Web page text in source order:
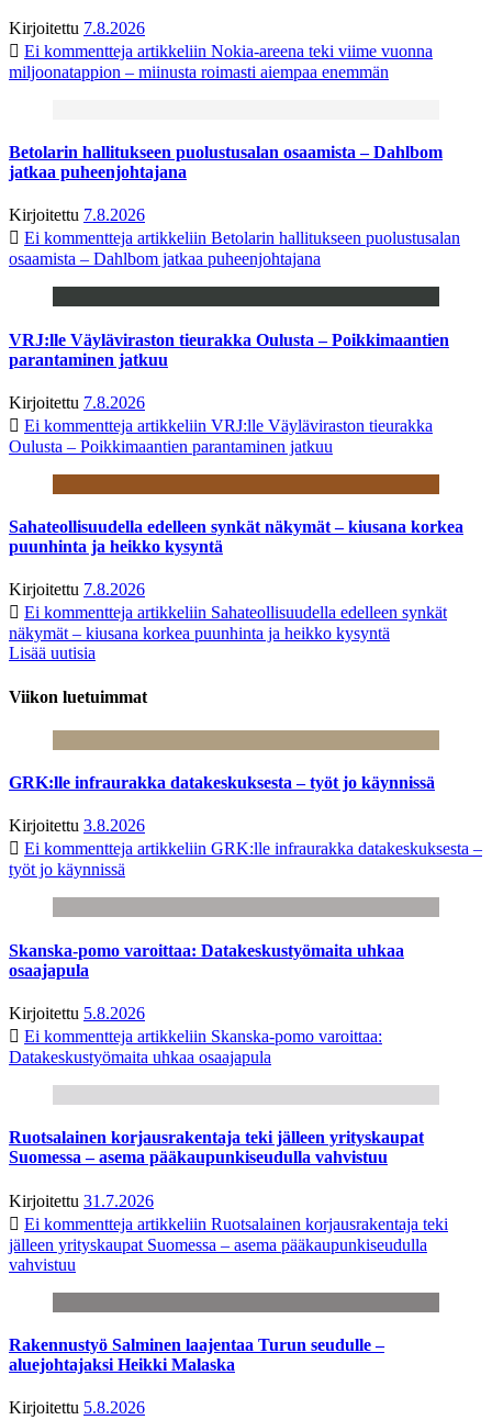
Kirjoitettu 7.8.2026
Ei kommentteja artikkeliin Nokia-areena teki viime vuonna
miljoonatappion – miinusta roimasti aiempaa enemmän
Betolarin hallitukseen puolustusalan osaamista – Dahlbom
jatkaa puheenjohtajana
Kirjoitettu 7.8.2026
Ei kommentteja artikkeliin Betolarin hallitukseen puolustusalan
osaamista – Dahlbom jatkaa puheenjohtajana
VRJ:lle Väyläviraston tieurakka Oulusta – Poikkimaantien
parantaminen jatkuu
Kirjoitettu 7.8.2026
Ei kommentteja artikkeliin VRJ:lle Väyläviraston tieurakka
Oulusta – Poikkimaantien parantaminen jatkuu
Sahateollisuudella edelleen synkät näkymät – kiusana korkea
puunhinta ja heikko kysyntä
Kirjoitettu 7.8.2026
Ei kommentteja artikkeliin Sahateollisuudella edelleen synkät
näkymät – kiusana korkea puunhinta ja heikko kysyntä
Lisää uutisia
Viikon luetuimmat
GRK:lle infraurakka datakeskuksesta – työt jo käynnissä
Kirjoitettu 3.8.2026
Ei kommentteja artikkeliin GRK:lle infraurakka datakeskuksesta –
työt jo käynnissä
Skanska-pomo varoittaa: Datakeskustyömaita uhkaa
osaajapula
Kirjoitettu 5.8.2026
Ei kommentteja artikkeliin Skanska-pomo varoittaa:
Datakeskustyömaita uhkaa osaajapula
Ruotsalainen korjausrakentaja teki jälleen yrityskaupat
Suomessa – asema pääkaupunkiseudulla vahvistuu
Kirjoitettu 31.7.2026
Ei kommentteja artikkeliin Ruotsalainen korjausrakentaja teki
jälleen yrityskaupat Suomessa – asema pääkaupunkiseudulla
vahvistuu
Rakennustyö Salminen laajentaa Turun seudulle –
aluejohtajaksi Heikki Malaska
Kirjoitettu 5.8.2026